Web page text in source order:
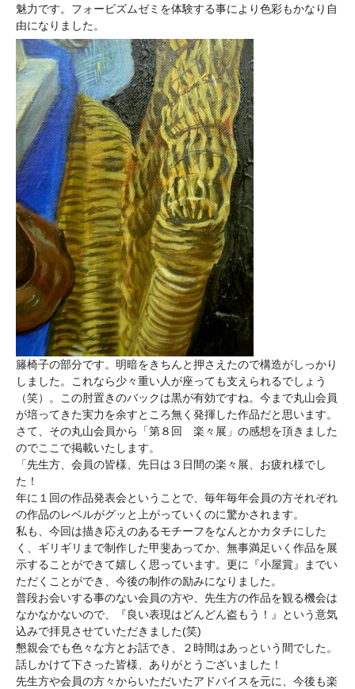
魅力です。フォービズムゼミを体験する事により色彩もかなり自
由になりました。
籐椅子の部分です。明暗をきちんと押さえたので構造がしっかり
しました。これなら少々重い人が座っても支えられるでしょう
（笑）。この肘置きのバックは黒が有効ですね。今まで丸山会員
が培ってきた実力を余すところ無く発揮した作品だと思います。
さて、その丸山会員から「第８回 楽々展」の感想を頂きました
のでここで掲載いたします。
「先生方、会員の皆様、先日は３日間の楽々展、お疲れ様でし
た！
年に１回の作品発表会ということで、毎年毎年会員の方それぞれ
の作品のレベルがグッと上がっていくのに驚かされます。
私も、今回は描き応えのあるモチーフをなんとかカタチにした
く、ギリギリまで制作した甲斐あってか、無事満足いく作品を展
示することができて嬉しく思っています。更に『小屋賞』までい
ただくことができ、今後の制作の励みになりました。
普段お会いする事のない会員の方や、先生方の作品を観る機会は
なかなかないので、『良い表現はどんどん盗もう！』という意気
込みで拝見させていただきました(笑)
懇親会でも色々な方とお話でき、２時間はあっという間でした。
話しかけて下さった皆様、ありがとうございました！
先生方や会員の方々からいただいたアドバイスを元に、今後も楽